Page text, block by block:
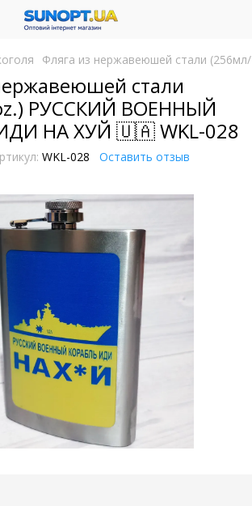
Фляга из нержавеюшей стали
стали
РУССКИЙ ВОЕННЫЙ
НА ХУЙ 🇺🇦 WKL-028
WKL-028 Оставить отзыв